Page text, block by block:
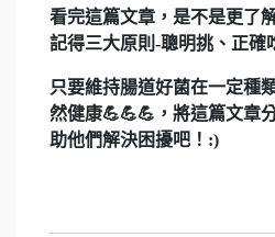
看完這篇文章，是不是更了
記得三大原則-聰明挑、正確
只要維持腸道好菌在一定種
然健康💪💪💪，將這篇文章
助他們解決困擾吧！:)